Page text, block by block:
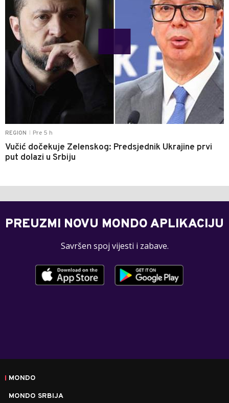
REGION Pre 5 h
Vučić dočekuje Zelenskog: Predsjednik Ukrajine prvi
put dolazi u Srbiju
PREUZMI NOVU MONDO APLIKACIJU
Savršen spoj vijesti i zabave.
MONDO
MONDO SRBIJA